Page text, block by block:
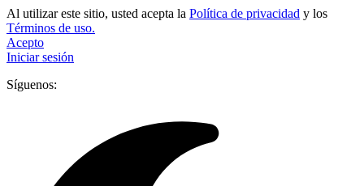
Al utilizar este sitio, usted acepta la Política de privacidad y los
Términos de uso.
Acepto
Iniciar sesión
Síguenos: